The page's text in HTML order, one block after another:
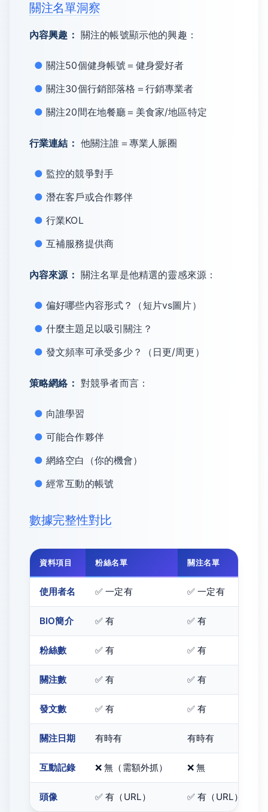
關注名單洞察
內容興趣： 關注的帳號顯示他的興趣：
關注50個健身帳號＝健身愛好者
關注30個行銷部落格＝行銷專業者
關注20間在地餐廳＝美食家/地區特定
行業連結： 他關注誰＝專業人脈圈
監控的競爭對手
潛在客戶或合作夥伴
行業KOL
互補服務提供商
內容來源： 關注名單是他精選的靈感來源：
偏好哪些內容形式？（短片vs圖片）
什麼主題足以吸引關注？
發文頻率可承受多少？（日更/周更）
策略網絡： 對競爭者而言：
向誰學習
可能合作夥伴
網絡空白（你的機會）
經常互動的帳號
數據完整性對比
資料項目 粉絲名單 關注名單
使用者名 ✅ 一定有 ✅ 一定有
BIO簡介 ✅ 有 ✅ 有
粉絲數 ✅ 有 ✅ 有
關注數 ✅ 有 ✅ 有
發文數 ✅ 有 ✅ 有
關注日期 有時有 有時有
互動記錄 ❌ 無（需額外抓） ❌ 無
頭像 ✅ 有（URL） ✅ 有（URL）